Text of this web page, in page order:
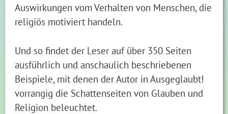
Auswirkungen vom Verhalten von Menschen, die
religiös motiviert handeln.
Und so findet der Leser auf über 350 Seiten
ausführlich und anschaulich beschriebenen
Beispiele, mit denen der Autor in Ausgeglaubt!
vorrangig die Schattenseiten von Glauben und
Religion beleuchtet.